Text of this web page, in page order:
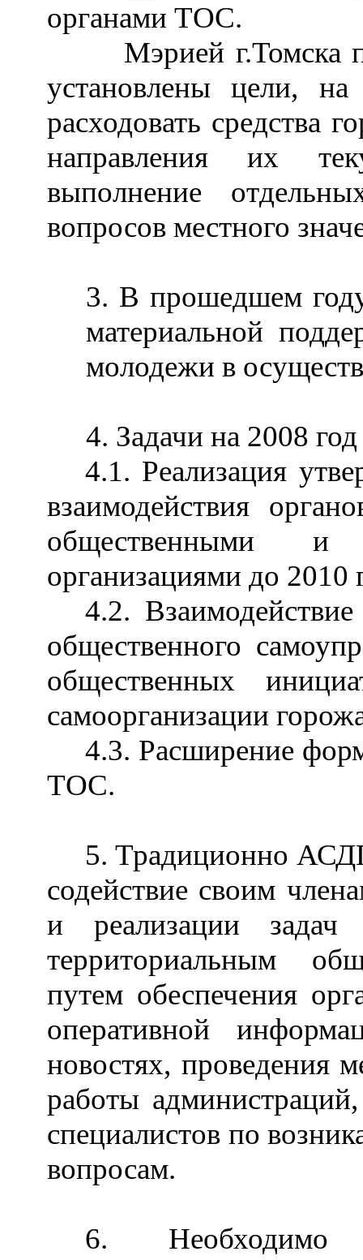
органами ТОС.
Мэрией г.Томска
установлены цели,
расходовать средства
направления их
выполнение
вопросов местного
3. В прошедшем
материальной
молодежи в
4. Задачи на 2008 год
4.1. Реализация
взаимодействия
общественными и
организациями до 2010
4.2.
общественного
общественных
самоорганизации
4.3. Расширение
ТОС.
5. Традиционно
содействие своим
и реализации
территориальным
путем обеспечения
оперативной
новостях, проведения
работы
специалистов по
вопросам.
6. Необходимо